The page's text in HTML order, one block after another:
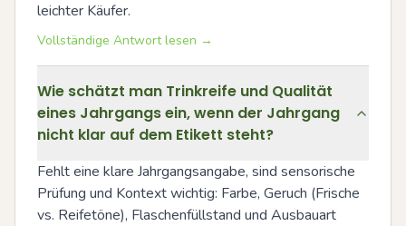
leichter Käufer.
Vollständige Antwort lesen →
Wie schätzt man Trinkreife und Qualität
eines Jahrgangs ein, wenn der Jahrgang
nicht klar auf dem Etikett steht?
Fehlt eine klare Jahrgangsangabe, sind sensorische
Prüfung und Kontext wichtig: Farbe, Geruch (Frische
vs. Reifetöne), Flaschenfüllstand und Ausbauart